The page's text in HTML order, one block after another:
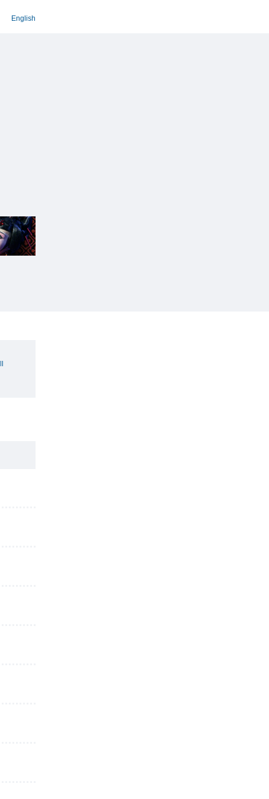
English